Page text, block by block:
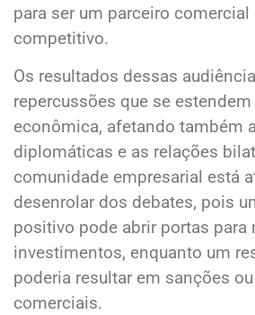
para ser um parceiro
competitivo.
Os resultados dessas
repercussões que se
econômica, afetando também
diplomáticas e as relações
comunidade empresarial está
desenrolar dos debates, pois
positivo pode abrir portas para
investimentos, enquanto um
poderia resultar em sanções
comerciais.